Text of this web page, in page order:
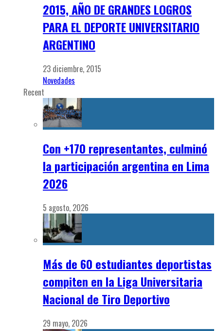
2015, AÑO DE GRANDES LOGROS
PARA EL DEPORTE UNIVERSITARIO
ARGENTINO
23 diciembre, 2015
Novedades
Recent
Con +170 representantes, culminó
la participación argentina en Lima
2026
5 agosto, 2026
Más de 60 estudiantes deportistas
compiten en la Liga Universitaria
Nacional de Tiro Deportivo
29 mayo, 2026